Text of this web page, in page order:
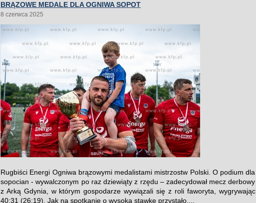
BRĄZOWE MEDALE DLA OGNIWA SOPOT
8 czerwca 2025
Rugbiści Energi Ogniwa brązowymi medalistami mistrzostw Polski. O podium dla
sopocian - wywalczonym po raz dziewiąty z rzędu – zadecydował mecz derbowy
z Arką Gdynia, w którym gospodarze wywiązali się z roli faworyta, wygrywając
40:31 (26:19). Jak na spotkanie o wysoką stawkę przystało,...